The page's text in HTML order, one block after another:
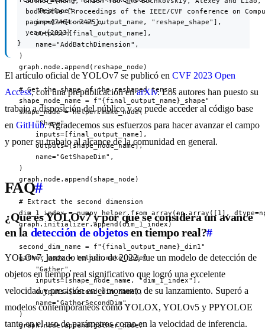
    "Reshape",
    inputs=[concat_output_name, "reshape_shape"],
    outputs=[final_output_name],
    name="AddBatchDimension",
)
graph.node.append(reshape_node)
# Get the shape of the reshaped tensor
shape_node_name = f"{final_output_name}_shape"
shape_node = helper.make_node(
    "Shape",
    inputs=[final_output_name],
    outputs=[shape_node_name],
    name="GetShapeDim",
)
graph.node.append(shape_node)
# Extract the second dimension
dim_1_index = numpy_helper.from_array(np.array([1],
graph.initializer.append(dim_1_index)
second_dim_name = f"{final_output_name}_dim1"
gather_node = helper.make_node(
    "Gather",
    inputs=[shape_node_name, "dim_1_index"],
    outputs=[second_dim_name],
    name="GatherSecondDim",
)
graph.node.append(gather_node)
booktitle={Proceedings of the IEEE/CVF conference on
  pages={7464--7475},
  year={2023}
}
El artículo oficial de YOLOv7 se publicó en CVF 2023 Open
Access, con una prepublicación enarXiv. Los autores han puesto su
trabajo a disposición del público y se puede acceder al código base
en GitHub. Agradecemos sus esfuerzos para hacer avanzar el campo
y poner su trabajo al alcance de la comunidad en general.
FAQ#
¿Qué es YOLOv7 y por qué se considera un avance
en la detección de objetosen tiempo real?#
YOLOv7, lanzado en julio de 2022, fue un modelo de detección de
objetos en tiempo real significativo que logró una excelente
velocidad y precisión en el momento de su lanzamiento. Superó a
modelos contemporáneos como YOLOX, YOLOv5 y PPYOLOE
tanto en el uso de parámetros como en la velocidad de inferencia.